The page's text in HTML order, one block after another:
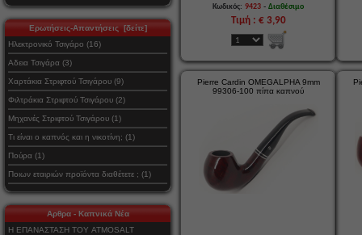
Ερωτήσεις-Απαντήσεις [δείτε]
Ηλεκτρονικό Τσιγάρο (16)
Αδεια Τσιγάρα (3)
Χαρτάκια Στριφτού Τσιγάρου (9)
Φιλτράκια Στριφτού Τσιγάρου (2)
Μηχανές Στριφτού Τσιγάρου (1)
Τι είναι ο καπνός και η νικοτίνη; (1)
Πούρα (1)
Ποιων εταιριών προϊόντα διαθέτετε ; (1)
Αρθρα - Καπνικά Νέα
Η ΕΠΑΝΑΣΤΑΣΗ ΤΟΥ ATMOSALT
Κωδικός: 9423 -Διαθέσιμο
Τιμή : € 3,90
Pierre Cardin OMEGALPHA 9mm
99306-100 πίπα καπνού